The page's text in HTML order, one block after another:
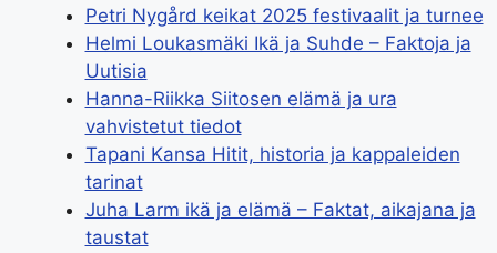
Petri Nygård keikat 2025 festivaalit ja turnee
Helmi Loukasmäki Ikä ja Suhde – Faktoja ja
Uutisia
Hanna-Riikka Siitosen elämä ja ura
vahvistetut tiedot
Tapani Kansa Hitit, historia ja kappaleiden
tarinat
Juha Larm ikä ja elämä – Faktat, aikajana ja
taustat